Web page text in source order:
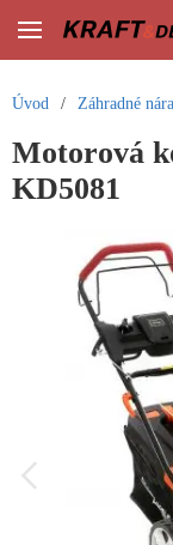
Úvod / Záhradné
Motorová
KD5081